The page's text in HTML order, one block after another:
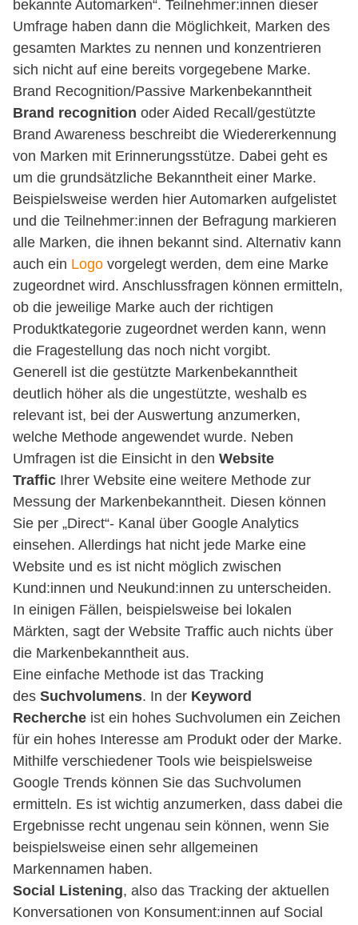
bekannte Automarken“. Teilnehmer:innen dieser
Umfrage haben dann die Möglichkeit, Marken des
gesamten Marktes zu nennen und konzentrieren
sich nicht auf eine bereits vorgegebene Marke.
Brand Recognition/Passive Markenbekanntheit
Brand recognition oder Aided Recall/gestützte
Brand Awareness beschreibt die Wiedererkennung
von Marken mit Erinnerungsstütze. Dabei geht es
um die grundsätzliche Bekanntheit einer Marke.
Beispielsweise werden hier Automarken aufgelistet
und die Teilnehmer:innen der Befragung markieren
alle Marken, die ihnen bekannt sind. Alternativ kann
auch ein Logo vorgelegt werden, dem eine Marke
zugeordnet wird. Anschlussfragen können ermitteln,
ob die jeweilige Marke auch der richtigen
Produktkategorie zugeordnet werden kann, wenn
die Fragestellung das noch nicht vorgibt.
Generell ist die gestützte Markenbekanntheit
deutlich höher als die ungestützte, weshalb es
relevant ist, bei der Auswertung anzumerken,
welche Methode angewendet wurde. Neben
Umfragen ist die Einsicht in den Website
Traffic Ihrer Website eine weitere Methode zur
Messung der Markenbekanntheit. Diesen können
Sie per „Direct“- Kanal über Google Analytics
einsehen. Allerdings hat nicht jede Marke eine
Website und es ist nicht möglich zwischen
Kund:innen und Neukund:innen zu unterscheiden.
In einigen Fällen, beispielsweise bei lokalen
Märkten, sagt der Website Traffic auch nichts über
die Markenbekanntheit aus.
Eine einfache Methode ist das Tracking
des Suchvolumens. In der Keyword
Recherche ist ein hohes Suchvolumen ein Zeichen
für ein hohes Interesse am Produkt oder der Marke.
Mithilfe verschiedener Tools wie beispielsweise
Google Trends können Sie das Suchvolumen
ermitteln. Es ist wichtig anzumerken, dass dabei die
Ergebnisse recht ungenau sein können, wenn Sie
beispielsweise einen sehr allgemeinen
Markennamen haben.
Social Listening, also das Tracking der aktuellen
Konversationen von Konsument:innen auf Social